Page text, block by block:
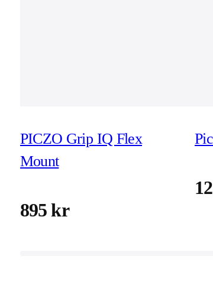
PICZO Grip IQ Flex
Mount
895 kr